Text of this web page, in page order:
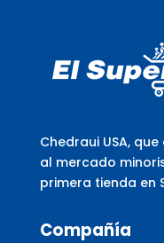
Chedraui USA,
al mercado
primera tienda en
Compañía